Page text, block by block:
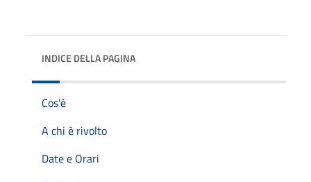
INDICE DELLA PAGINA
Cos'è
A chi è rivolto
Date e Orari